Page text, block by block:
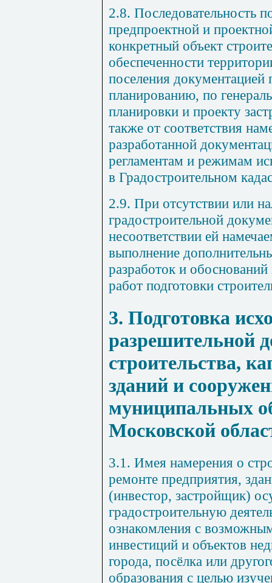
2.8. Последовательность
предпроектной и
конкретный объект
обеспеченности
поселения документацией
планированию, по
планировки и проекту
также от соответствия
разработанной
регламентам и режимам
в Градостроительном
2.9. При отсутствии или
градостроительной
несоответствии ей
выполнение
разработок и
работ подготовки
3. Подготовка
разрешительной
строительства,
зданий и
муниципальных
Московской
3.1. Имея намерения о
ремонте предприятия,
(инвестор, застройщик)
градостроительную
ознакомления с
инвестиций и объектов
города, посёлка или
образования с целью